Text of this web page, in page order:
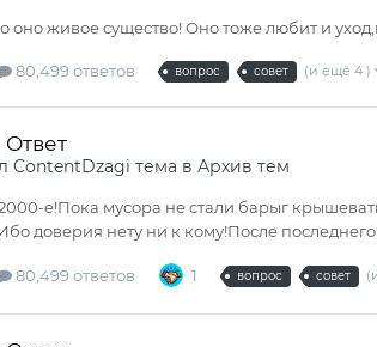
оно живое существо! Оно тоже любит и
80,499 ответов вопрос совет (и ещё 4 )
ContentDzagi тема в Архив тем
е!Пока мусора не стали барыг
доверия нету ни к кому!После
80,499 ответов 1 вопрос совет